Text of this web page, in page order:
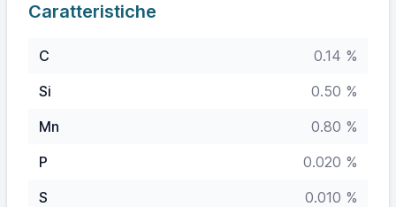
Caratteristiche
C
0.14 %
Si
0.50 %
Mn
0.80 %
P
0.020 %
S
0.010 %